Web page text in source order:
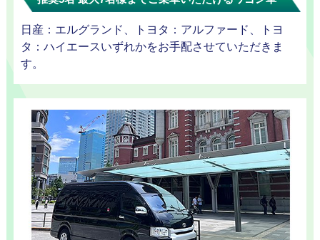
ラン
観光タクシー
ディズニー 東
日産：エルグランド、トヨタ：アルファード、トヨ
タ：ハイエースいずれかをお手配させていただきま
す。